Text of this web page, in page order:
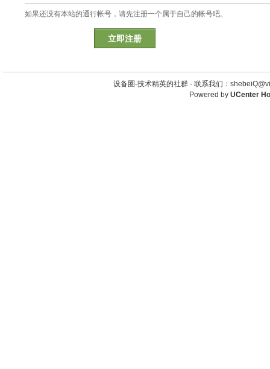
如果还没有本站的通行帐号，请先注册一个属于自己的帐号吧。
立即注册
设备圈-技术精英的社群 - 联系我们：
Powered by UCenter